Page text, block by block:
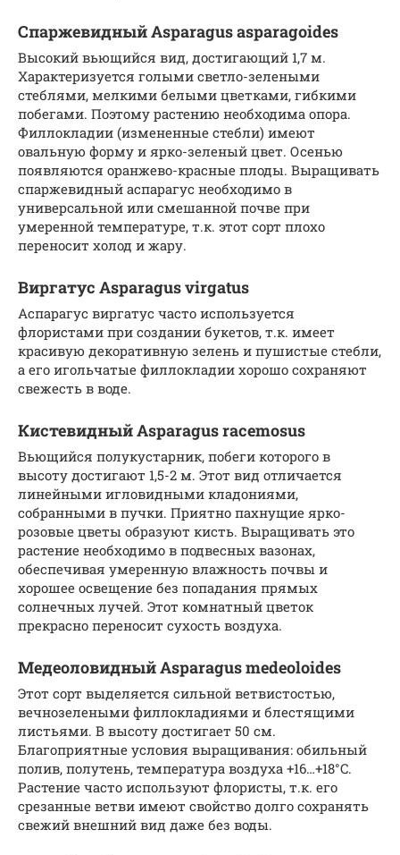
Спаржевидный Asparagus asparagoides
Высокий вьющийся вид, достигающий 1,7 м.
Характеризуется голыми светло-зелеными
стеблями, мелкими белыми цветками, гибкими
побегами. Поэтому растению необходима опора.
Филлокладии (измененные стебли) имеют
овальную форму и ярко-зеленый цвет. Осенью
появляются оранжево-красные плоды. Выращивать
спаржевидный аспарагус необходимо в
универсальной или смешанной почве при
умеренной температуре, т.к. этот сорт плохо
переносит холод и жару.
Виргатус Asparagus virgatus
Аспарагус виргатус часто используется
флористами при создании букетов, т.к. имеет
красивую декоративную зелень и пушистые стебли,
а его игольчатые филлокладии хорошо сохраняют
свежесть в воде.
Кистевидный Asparagus racemosus
Вьющийся полукустарник, побеги которого в
высоту достигают 1,5-2 м. Этот вид отличается
линейными игловидными кладониями,
собранными в пучки. Приятно пахнущие ярко-
розовые цветы образуют кисть. Выращивать это
растение необходимо в подвесных вазонах,
обеспечивая умеренную влажность почвы и
хорошее освещение без попадания прямых
солнечных лучей. Этот комнатный цветок
прекрасно переносит сухость воздуха.
Медеоловидный Asparagus medeoloides
Этот сорт выделяется сильной ветвистостью,
вечнозелеными филлокладиями и блестящими
листьями. В высоту достигает 50 см.
Благоприятные условия выращивания: обильный
полив, полутень, температура воздуха +16…+18°C.
Растение часто используют флористы, т.к. его
срезанные ветви имеют свойство долго сохранять
свежий внешний вид даже без воды.